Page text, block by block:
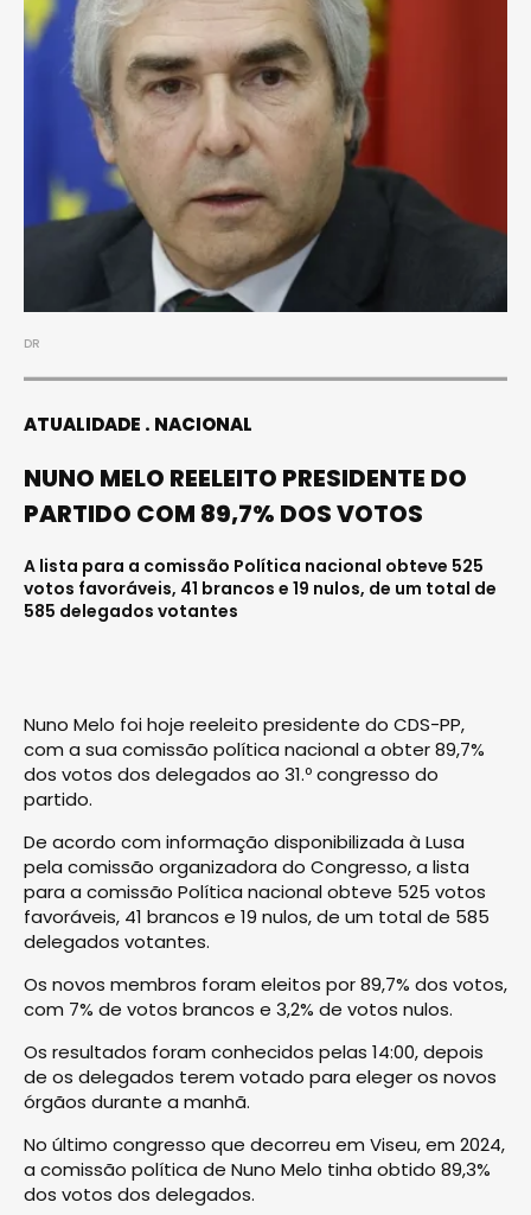
DR
ATUALIDADE NACIONAL
NUNO MELO REELEITO PRESIDENTE DO
PARTIDO COM 89,7% DOS VOTOS
A lista para a comissão Política nacional obteve 525
votos favoráveis, 41 brancos e 19 nulos, de um total de
585 delegados votantes
Nuno Melo foi hoje reeleito presidente do CDS-PP,
com a sua comissão política nacional a obter 89,7%
dos votos dos delegados ao 31.º congresso do
partido.
De acordo com informação disponibilizada à Lusa
pela comissão organizadora do Congresso, a lista
para a comissão Política nacional obteve 525 votos
favoráveis, 41 brancos e 19 nulos, de um total de 585
delegados votantes.
Os novos membros foram eleitos por 89,7% dos votos,
com 7% de votos brancos e 3,2% de votos nulos.
Os resultados foram conhecidos pelas 14:00, depois
de os delegados terem votado para eleger os novos
órgãos durante a manhã.
No último congresso que decorreu em Viseu, em 2024,
a comissão política de Nuno Melo tinha obtido 89,3%
dos votos dos delegados.